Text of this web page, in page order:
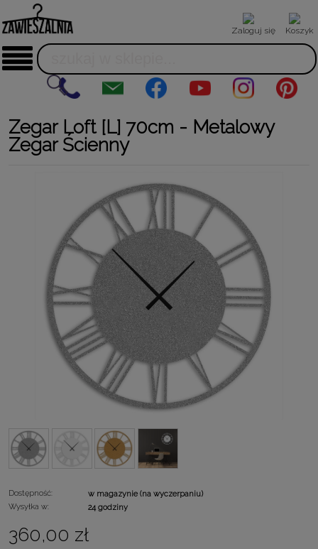
Zaloguj się Koszyk
Zegar Loft [L] 70cm - Metalowy
Zegar Ścienny
Dostępność:
w magazynie (na wyczerpaniu)
Wysyłka w:
24 godziny
360,00 zł